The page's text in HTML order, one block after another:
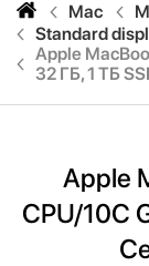
Mac
Standard
Apple
32 ГБ, 1 ТБ
Apple
CPU/10C